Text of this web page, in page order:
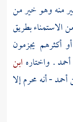
منه وهو خير من
الاستمناء بطريق
أكثرهم يجزمون
أحمد. واختاره ابن
أحمد- أنه محرم إلا